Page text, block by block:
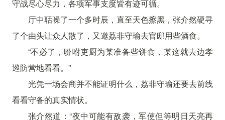
守战尽心尽力，各项军事支度皆有迹可循。
厅中聒噪了一个多时辰，直至天色擦黑，张介然硬寻
了个由头让众人散了，又邀荔非守瑜去官邸用些酒食。
“不必了，吩咐吏厨为某准备些饼食，某这就去边孝
巡防营地看看。”
光凭一场会商并不能证明什么，荔非守瑜还要去前线
看看守备的真实情状。
张介然道：“夜中可能有敌袭，军使但等明日天亮再